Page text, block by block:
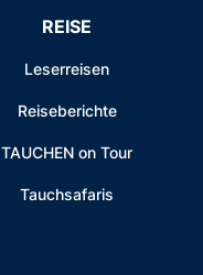
REISE
Leserreisen
Reiseberichte
TAUCHEN on Tour
Tauchsafaris